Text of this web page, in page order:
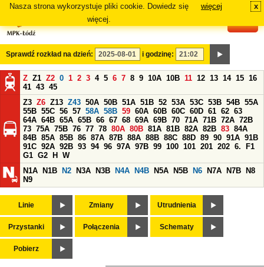
Nasza strona wykorzystuje pliki cookie. Dowiedz się
więcej.
więcej x
Sprawdź rozkład na dzień: i godzinę:
Z Z1 Z2 0 1 2 3 4 5 6 7 8 9 10A 10B 11 12 13 14 15 16
41 43 45
Z3 Z6 Z13 Z43 50A 50B 51A 51B 52 53A 53C 53B 54B 55A
55B 55C 56 57 58A 58B 59 60A 60B 60C 60D 61 62 63
64A 64B 65A 65B 66 67 68 69A 69B 70 71A 71B 72A 72B
73 75A 75B 76 77 78 80A 80B 81A 81B 82A 82B 83 84A
84B 85A 85B 86 87A 87B 88A 88B 88C 88D 89 90 91A 91B
91C 92A 92B 93 94 96 97A 97B 99 100 101 201 202 6.
F1
G1 G2 H
W
N1A
N1B N2 N3A N3B N4A N4B N5A N5B N6 N7A N7B
N8
N9
Linie Zmiany Utrudnienia
Przystanki Połączenia Schematy
Pobierz